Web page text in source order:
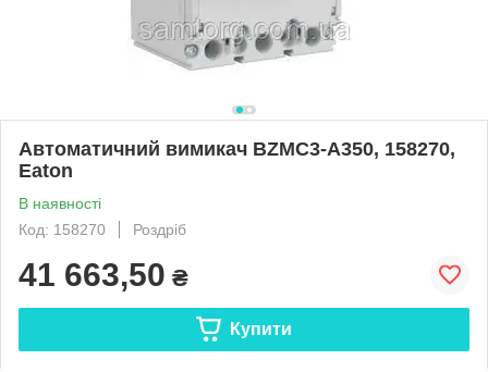
Автоматичний вимикач BZMC3-A350, 158270,
Eaton
В наявності
Код: 158270
Роздріб
41 663,50 ₴
Купити